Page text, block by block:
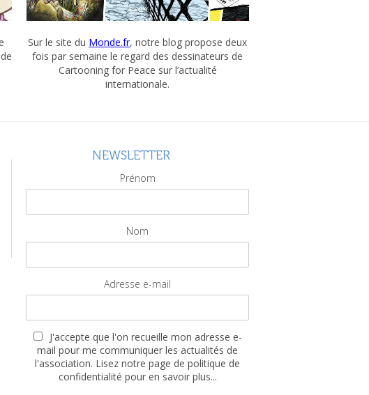
Sur le site du Monde.fr, notre blog propose deux
fois par semaine le regard des dessinateurs de
Cartooning for Peace sur l’actualité
internationale.
NEWSLETTER
Prénom
Nom
Adresse e-mail
J'accepte que l'on recueille mon adresse e-
mail pour me communiquer les actualités de
l'association. Lisez notre page de politique de
confidentialité pour en savoir plus...